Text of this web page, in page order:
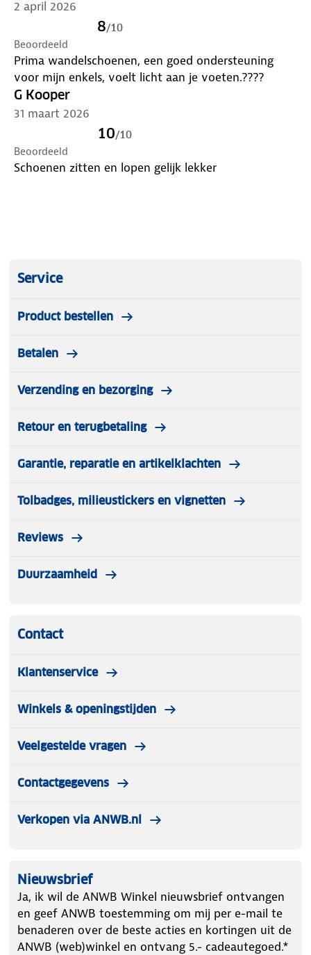
Gemaakt van leder met nylon inzetstukken
Geïntegreerde comfortex membraan
Vibram buitenzool voor comfort en grip
Ademende schoen
Vetersluiting
Uitwisselbare textiel inlegzolen (Ortholite)
Categorie A/B wandelschoen
Aangename schacht en tongvulling
Leverbaar in de maten 36-47.
2 april 2026
8/10
Beoordeeld
Prima wandelschoenen, een goed ondersteuning
voor mijn enkels, voelt licht aan je voeten.????
G Kooper
31 maart 2026
10/10
Beoordeeld
Schoenen zitten en lopen gelijk lekker
Service
Product bestellen
Betalen
Verzending en bezorging
Retour en terugbetaling
Garantie, reparatie en artikelklachten
Tolbadges, milieustickers en vignetten
Reviews
Duurzaamheid
Contact
Klantenservice
Winkels & openingstijden
Veelgestelde vragen
Contactgegevens
Verkopen via ANWB.nl
Nieuwsbrief
Ja, ik wil de ANWB Winkel nieuwsbrief ontvangen
en geef ANWB toestemming om mij per e-mail te
benaderen over de beste acties en kortingen uit de
ANWB (web)winkel en ontvang 5.- cadeautegoed.*